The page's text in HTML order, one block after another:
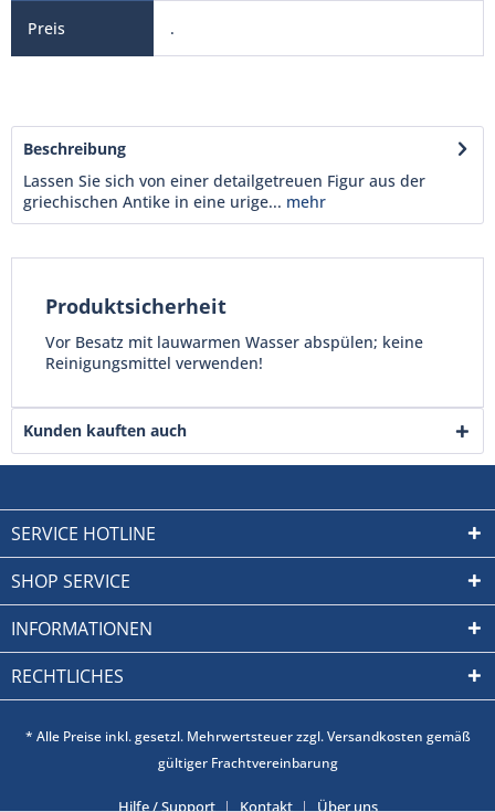
.
Beschreibung
Lassen Sie sich von einer detailgetreuen Figur aus der
griechischen Antike in eine urige... mehr
Produktsicherheit
Vor Besatz mit lauwarmen Wasser abspülen; keine
Reinigungsmittel verwenden!
Kunden kauften auch
SERVICE HOTLINE
SHOP SERVICE
INFORMATIONEN
RECHTLICHES
* Alle Preise inkl. gesetzl. Mehrwertsteuer zzgl. Versandkosten gemäß
gültiger Frachtvereinbarung
Hilfe / Support Kontakt Über uns